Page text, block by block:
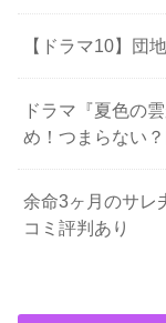
【ドラマ10】団
ドラマ『夏色の
め！つまらない
余命3ヶ月のサレ
コミ評判あり